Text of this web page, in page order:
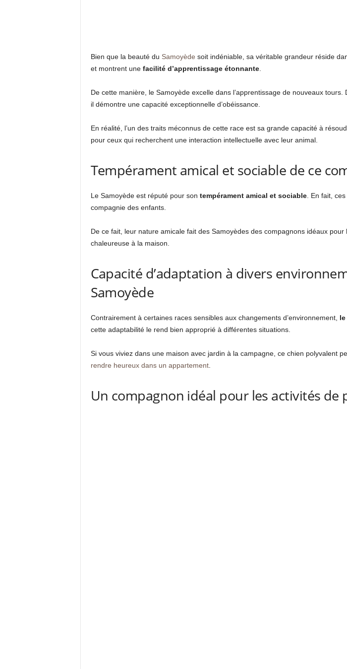
Bien que la beauté du Samoyède soit indéniable, sa véritable grandeur réside
et montrent une facilité d’apprentissage étonnante.
De cette manière, le Samoyède excelle dans l’apprentissage de nouveaux
il démontre une capacité exceptionnelle d’obéissance.
En réalité, l’un des traits méconnus de cette race est sa grande capacité à
pour ceux qui recherchent une interaction intellectuelle avec leur animal.
Tempérament amical et sociable de ce
Le Samoyède est réputé pour son tempérament amical et sociable. En fait,
compagnie des enfants.
De ce fait, leur nature amicale fait des Samoyèdes des compagnons idéaux
chaleureuse à la maison.
Capacité d’adaptation à divers
Samoyède
Contrairement à certaines races sensibles aux changements d’environnement,
cette adaptabilité le rend bien approprié à différentes situations.
Si vous viviez dans une maison avec jardin à la campagne, ce chien polyvalent
rendre heureux dans un appartement.
Un compagnon idéal pour les activités de